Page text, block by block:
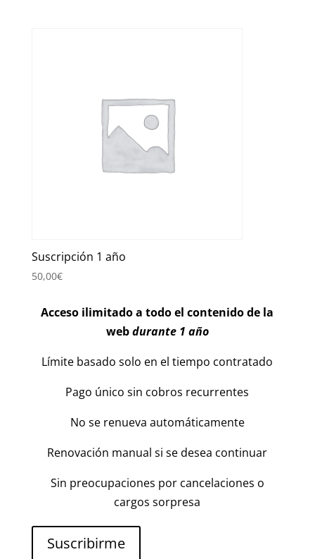
Suscripción 1 año
50,00€
Acceso ilimitado a todo el contenido de la
webdurante 1 año
Límite basado solo en el tiempo contratado
Pago único sin cobros recurrentes
No se renueva automáticamente
Renovación manual si se desea continuar
Sin preocupaciones por cancelaciones o
cargos sorpresa
Suscribirme